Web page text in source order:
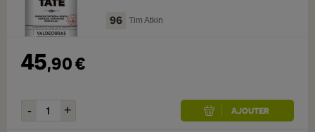
96 Tim Atkin
45,90€